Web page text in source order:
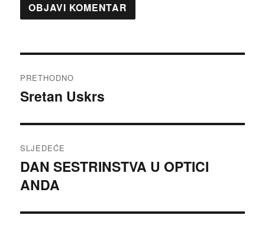
objava
PRETHODNO
Prethodna
Sretan Uskrs
SLJEDEĆE
Sljedeća
objava:
DAN SESTRINSTVA U OPTICI
ANDA